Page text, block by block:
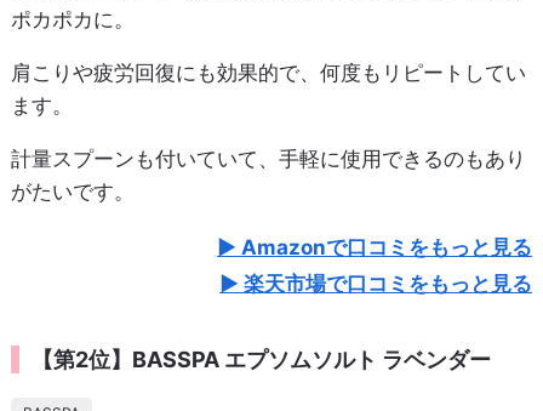
ポカポカに。
肩こりや疲労回復にも効果的で、何度もリピートしてい
ます。
計量スプーンも付いていて、手軽に使用できるのもあり
がたいです。
Amazonで口コミをもっと見る
楽天市場で口コミをもっと見る
【第2位】BASSPA エプソムソルト ラベンダー